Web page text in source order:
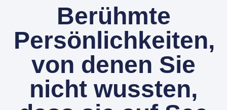
Berühmte
Persönlichkeiten,
von denen Sie
nicht wussten,